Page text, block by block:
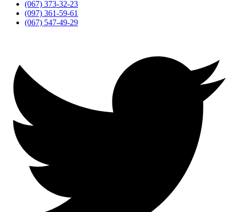
(067) 373-32-23
(097) 361-59-61
(067) 547-49-29